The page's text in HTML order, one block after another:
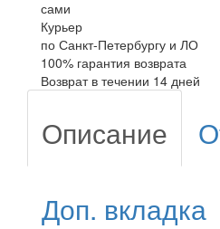
сами
Курьер
по Санкт-Петербургу и ЛО
100% гарантия возврата
Возврат в течении 14 дней
Описание
Доп. вкладка